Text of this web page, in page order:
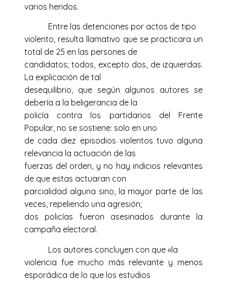
varios heridos.
Entre las detenciones por actos de tipo
violento, resulta llamativo que se practicara un
total de 25 en las persones de
candidatos; todos, excepto dos, de izquierdas.
La explicación de tal
desequilibrio, que según algunos autores se
debería a la beligerancia de la
policía contra los partidarios del Frente
Popular, no se sostiene: solo en uno
de cada diez episodios violentos tuvo alguna
relevancia la actuación de las
fuerzas del orden, y no hay indicios relevantes
de que estas actuaran con
parcialidad alguna sino, la mayor parte de las
veces, repeliendo una agresión;
dos policías fueron asesinados durante la
campaña electoral.
Los autores concluyen con que «la
violencia fue mucho más relevante y menos
esporádica de lo que los estudios